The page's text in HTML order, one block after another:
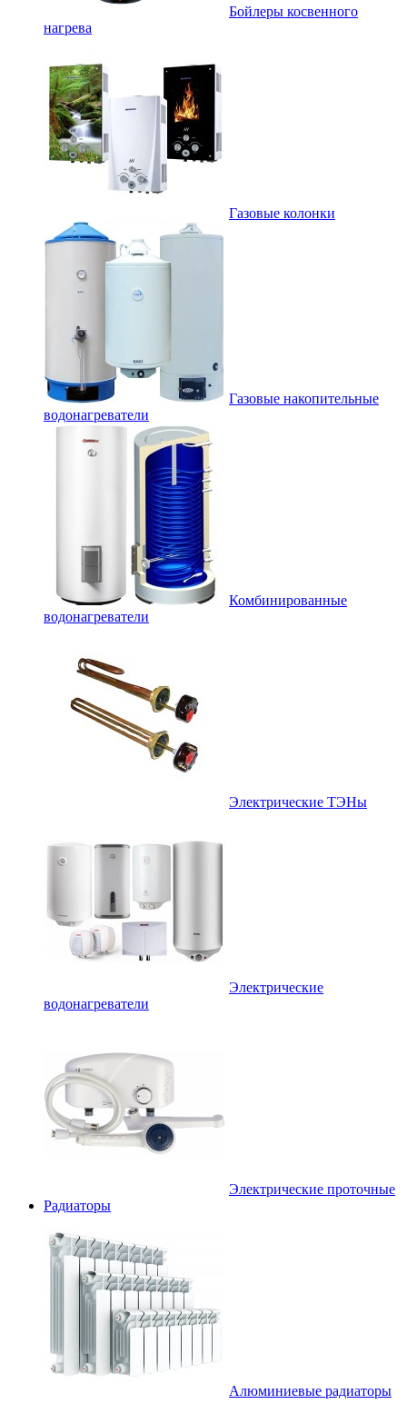
Бойлеры косвенного
нагрева
Газовые колонки
Газовые накопительные
водонагреватели
Комбинированные
водонагреватели
Электрические ТЭНы
Электрические
водонагреватели
Электрические проточные
Радиаторы
Алюминиевые радиаторы